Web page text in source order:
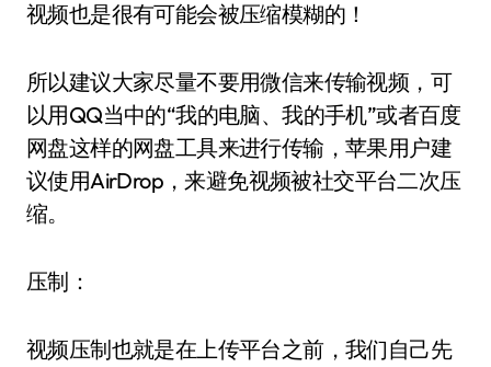
视频也是很有可能会被压缩模糊的！
所以建议大家尽量不要用微信来传输视频，可
以用QQ当中的“我的电脑、我的手机”或者百度
网盘这样的网盘工具来进行传输，苹果用户建
议使用AirDrop，来避免视频被社交平台二次压
缩。
压制：
视频压制也就是在上传平台之前，我们自己先